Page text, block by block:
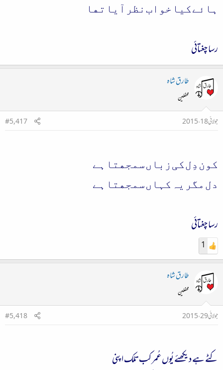
ﮨﺎﺋﮯ ﮐﯿﺎ ﺧﻮﺍﺏ ﻧﻈﺮ ﺁﯾﺎ ﺗﮭﺎ
رسا چغتائی
طارق شاہ
محفلین
جولائی 18، 2015
#5,417
ﮐﻮﻥ ﺩِﻝ ﮐﯽ ﺯﺑﺎﮞ ﺳﻤﺠﮭﺘﺎ ﮨﮯ
ﺩﻝ ﻣﮕﺮ ﯾﮧ ﮐﮩﺎﮞ ﺳﻤﺠﮭﺘﺎ ﮨﮯ
رسا چغتائی
1
طارق شاہ
محفلین
جولائی 29، 2015
#5,418
کٹے ہے دیکھئے یُوں عُمر کب تلک اپنی